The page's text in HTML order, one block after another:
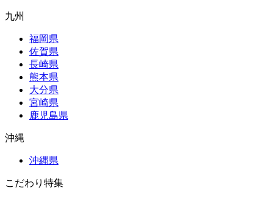
九州
福岡県
佐賀県
長崎県
熊本県
大分県
宮崎県
鹿児島県
沖縄
沖縄県
こだわり特集